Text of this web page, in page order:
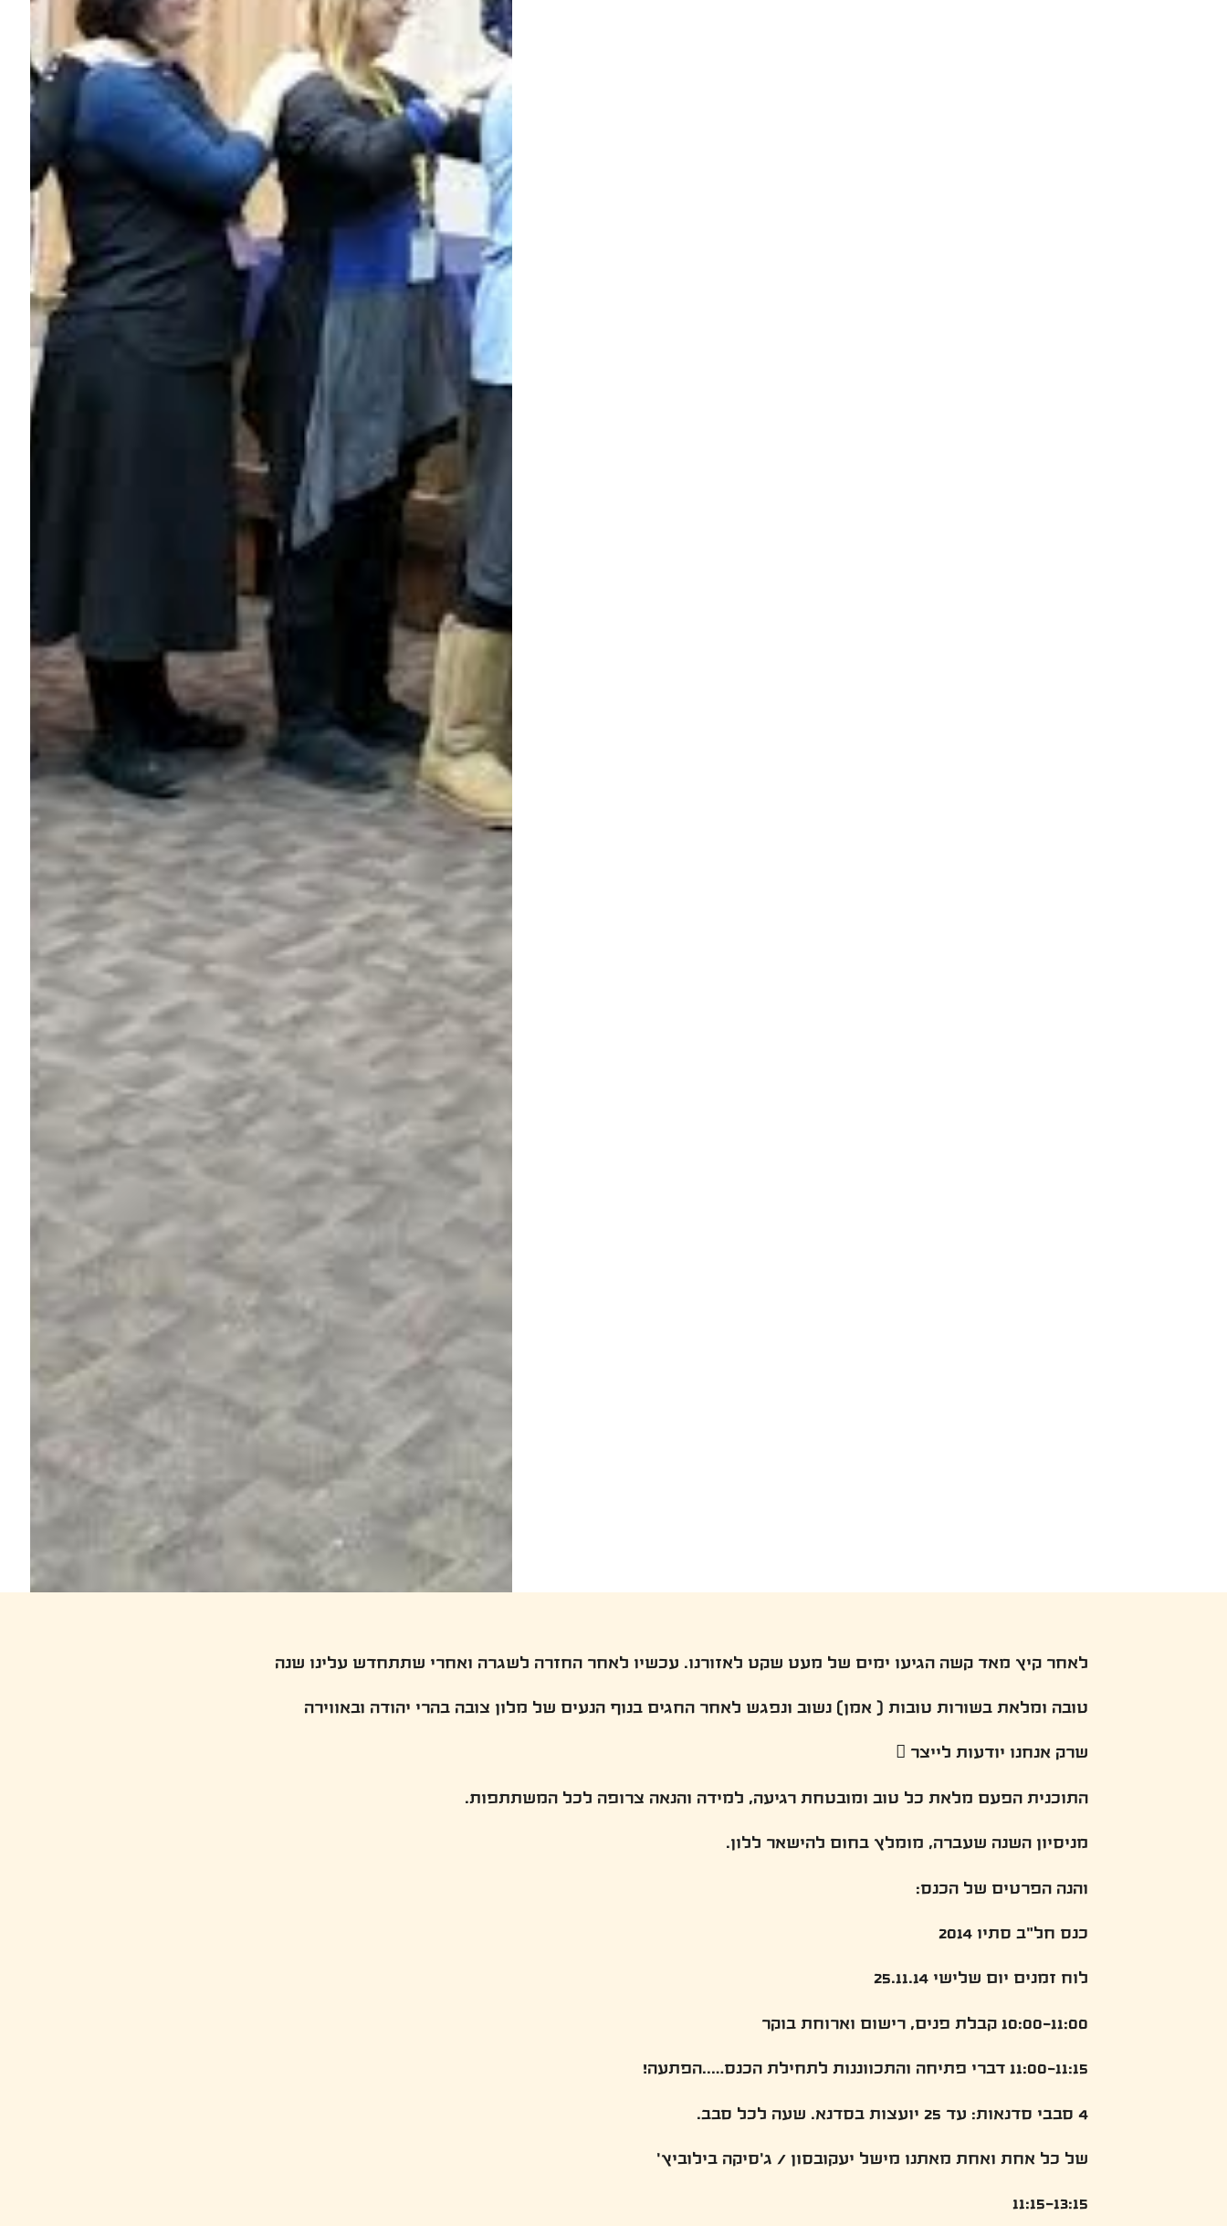
לאחר קיץ מאד קשה הגיעו ימים של מעט שקט לאזורנו. עכשיו לאחר החזרה לשגרה ואחרי שתתחדש עלינו שנה
טובה ומלאת בשורות טובות ( אמן) נשוב ונפגש לאחר החגים בנוף הנעים של מלון צובה בהרי יהודה ובאווירה
שרק אנחנו יודעות לייצר 
התוכנית הפעם מלאת כל טוב ומובטחת רגיעה, למידה והנאה צרופה לכל המשתתפות.
מניסיון השנה שעברה, מומלץ בחום להישאר ללון.
והנה הפרטים של הכנס:
כנס חל"ב סתיו 2014
לוח זמנים יום שלישי 25.11.14
10:00-11:00 קבלת פנים, רישום וארוחת בוקר
11:00-11:15 דברי פתיחה והתכווננות לתחילת הכנס…..הפתעה!
4 סבבי סדנאות: עד 25 יועצות בסדנא. שעה לכל סבב.
של כל אחת ואחת מאתנו מישל יעקובסון / ג'סיקה בילוביץ'
11:15-13:15